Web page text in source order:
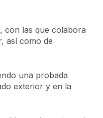
con las que colabora
así como de
una probada
exterior y en la